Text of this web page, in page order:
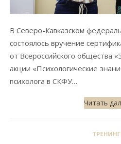
В Северо-Кавказском
состоялось вручение
от Всероссийского общества
акции «Психологические
психолога в СКФУ…
Читать